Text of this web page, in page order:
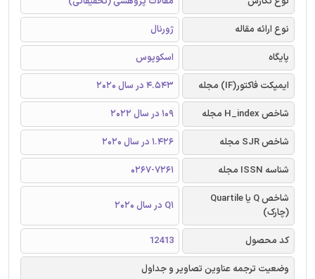
نوع ارائه مقاله
ژورنال
پایگاه
اسکوپوس
ایمپکت فاکتور(IF) مجله
4.543 در سال 2020
شاخص H_index مجله
109 در سال 2022
شاخص SJR مجله
1.426 در سال 2020
شناسه ISSN مجله
0267-7261
شاخص Q یا Quartile
(چارک)
Q1 در سال 2020
کد محصول
12413
وضعیت ترجمه عناوین تصاویر و جداول